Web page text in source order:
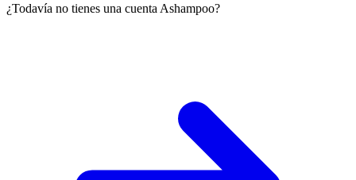
¿Todavía no tienes una cuenta Ashampoo?